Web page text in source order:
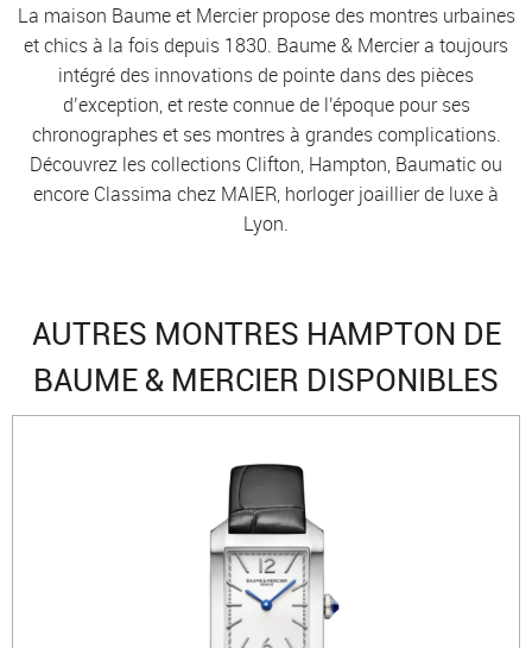
La maison Baume et Mercier propose des montres urbaines
et chics à la fois depuis 1830. Baume & Mercier a toujours
intégré des innovations de pointe dans des pièces
d’exception, et reste connue de l'époque pour ses
chronographes et ses montres à grandes complications.
Découvrez les collections Clifton, Hampton, Baumatic ou
encore Classima chez MAIER, horloger joaillier de luxe à
Lyon.
AUTRES MONTRES HAMPTON DE
BAUME & MERCIER DISPONIBLES